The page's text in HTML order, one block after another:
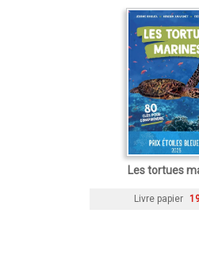
Les tortues
Livre papier